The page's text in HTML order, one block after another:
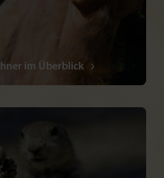
im Überblick